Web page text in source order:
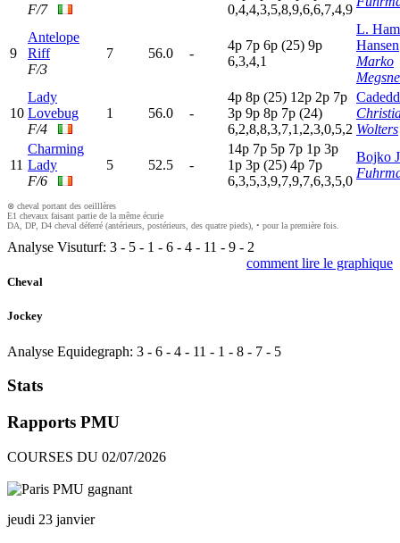
F/7
0,4,4,3,5,8,9,6,6,7,4,9
9
Antelope
Riff
F/3
7 56.0 -
4p 7p 6p (25) 9p
6,3,4,1
L.
Hansen
Marko
10
Lady
Lovebug
F/4
1 56.0 -
4p 8p (25) 12p 2p 7p
3p 9p 8p 7p (24)
6,2,8,8,3,7,1,2,3,0,5,2 Wolters
11
Charming
Lady
F/6
5 52.5 -
14p 7p 5p 7p 1p 3p
1p 3p (25) 4p 7p
6,3,5,3,9,7,9,7,6,3,5,0
Bojko
⊗ cheval portant des oeilllères
E1 chevaux faisant partie de la même écurie
DA, DP, D4 cheval déferré (antérieurs, postérieurs, des quatre pieds), • pour la première fois.
Analyse Visuturf: 3 - 5 - 1 - 6 - 4 - 11 - 9 - 2
comment lire le graphique
Cheval
Jockey
Analyse Equidegraph: 3 - 6 - 4 - 11 - 1 - 8 - 7 - 5
Stats
Rapports PMU
COURSES DU 02/07/2026
jeudi 23 janvier